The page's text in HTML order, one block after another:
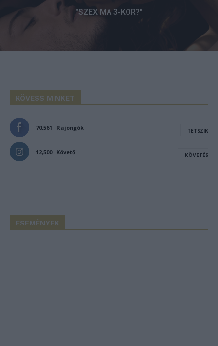
"SZEX MA 3-KOR?"
KÖVESS MINKET
70,561 Rajongók TETSZIK
12,500 Követő KÖVETÉS
ESEMÉNYEK